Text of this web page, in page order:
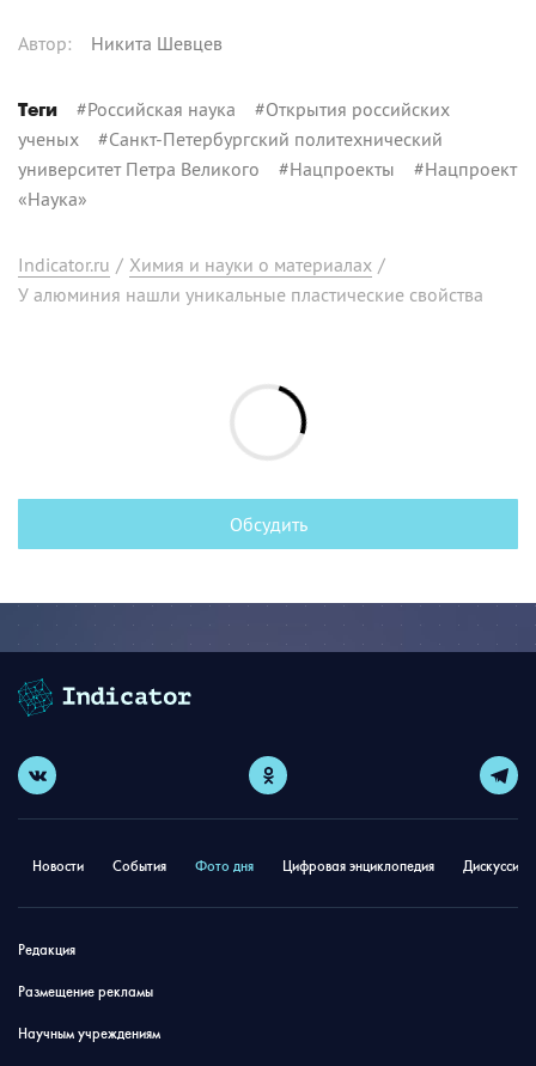
Автор: Никита Шевцев
Теги #Российская наука #Открытия российских
ученых #Санкт-Петербургский политехнический
университет Петра Великого #Нацпроекты #Нацпроект
«Наука»
Indicator.ru / Химия и науки о материалах /
У алюминия нашли уникальные пластические свойства
Обсудить
Новости События Фото дня Цифровая энциклопедия
Редакция
Размещение рекламы
Научным учреждениям